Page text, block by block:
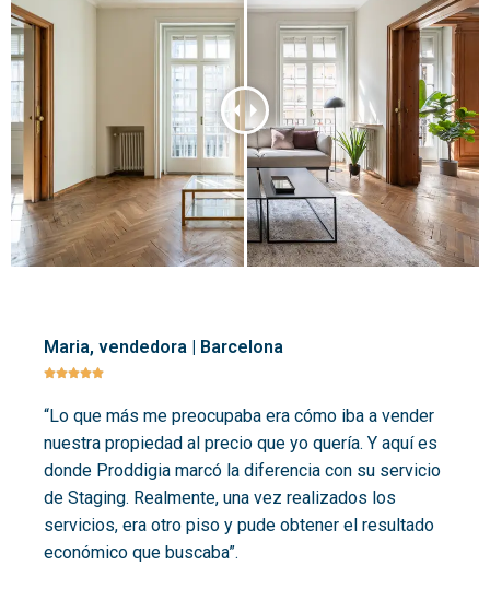
Maria, vendedora | Barcelona

“Lo que más me preocupaba era cómo iba a vender
nuestra propiedad al precio que yo quería. Y aquí es
donde Proddigia marcó la diferencia con su servicio
de Staging. Realmente, una vez realizados los
servicios, era otro piso y pude obtener el resultado
económico que buscaba”.